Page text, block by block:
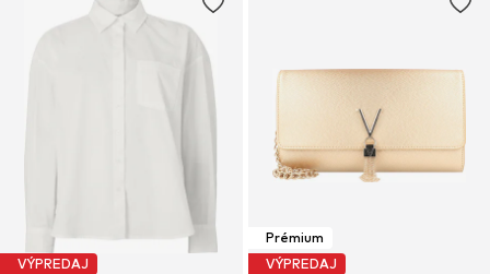
VÝPREDAJ
Prémium
VÝPREDAJ